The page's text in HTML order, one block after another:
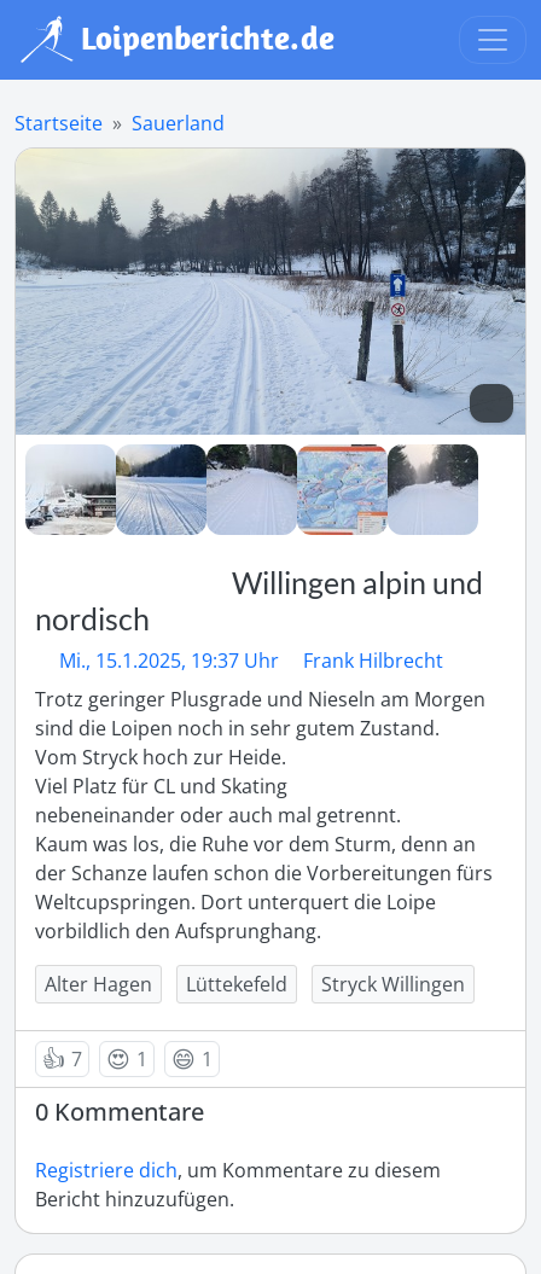
Startseite Sauerland
Willingen alpin und
nordisch
Mi., 15.1.2025, 19:37 Uhr
Frank Hilbrecht
Trotz geringer Plusgrade und Nieseln am Morgen
sind die Loipen noch in sehr gutem Zustand.
Vom Stryck hoch zur Heide.
Viel Platz für CL und Skating
nebeneinander oder auch mal getrennt.
Kaum was los, die Ruhe vor dem Sturm, denn an
der Schanze laufen schon die Vorbereitungen fürs
Weltcupspringen. Dort unterquert die Loipe
Alter Hagen
Lüttekefeld Stryck Willingen
👍 7 😍 1 😄 1
0 Kommentare
Registriere dich, um Kommentare zu diesem
Bericht hinzuzufügen.